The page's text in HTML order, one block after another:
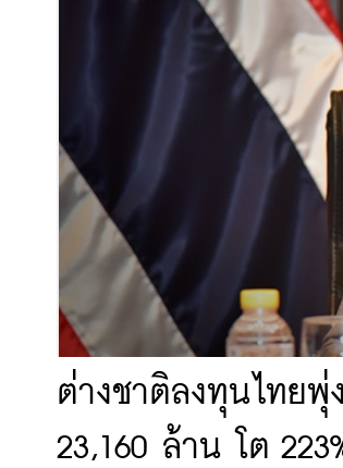
ต่างชาติลงทุนไทย
23,160 ล้าน โต